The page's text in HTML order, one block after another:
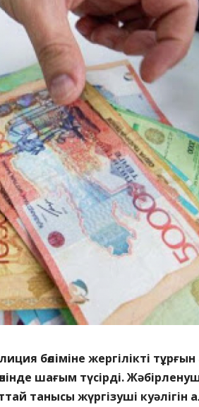
бөліміне жергілікті
шағым түсірді.
танысы жүргізуші куәлігін